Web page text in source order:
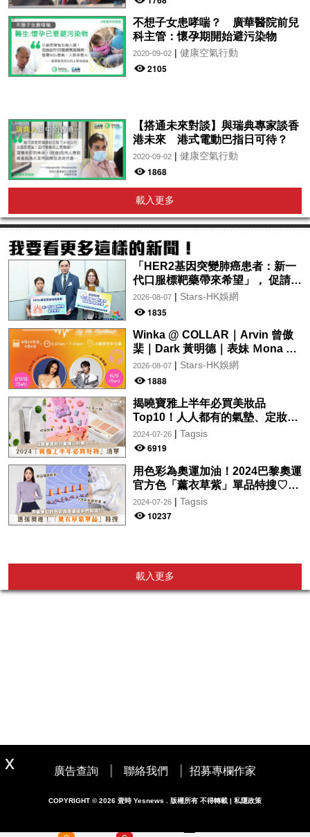
不想子女患哮喘？ 廣華醫院前兒
科主管：懷孕期開始避污染物
2020-09-02| 健康空氣行動
2105
【搭通未來對談】與瑞典專家談香
港未來 港式電動巴指日可待？
2020-09-02| 健康空氣行動
1868
載入更多
「HER2基因突變肺癌患者：新一
代口服標靶藥帶來希望」， 促請政
府加快納入藥物名冊，助患者及早
受惠
2026-08-07| Stars-HK娛網
1835
Winka @ COLLAR｜Arvin 曾傲
棐｜Dark 黃明德｜表妹 Ｍona 8
月29日起登陸L5維港空中花園 |
wwwtc mall 首度呈獻「Music
2026-08-07| Stars-HK娛網
1888
揭曉寶雅上半年必買美妝品
Top10！人人都有的氣墊、定妝噴
霧、保養品～幫你找到最值得入手
的好物♡
2024-07-26| Tagsis
6919
用色彩為奧運加油！2024巴黎奧運
官方色「薰衣草紫」單品特搜♡讓
你從頭到腳、隨時充滿奧運氛圍～
2024-07-26| Tagsis
10237
載入更多
廣告查詢 聯絡我們 招募專欄作家
COPYRIGHT © 2026 壹時 Yesnews . 版權所有 不得轉載 | 私隱政策